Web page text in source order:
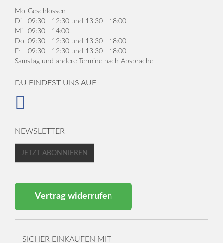
Mo Geschlossen
Di
09:30 - 12:30 und 13:30 - 18:00
Mi
09:30 - 14:00
Do 09:30 - 12:30 und 13:30 - 18:00
Fr
09:30 - 12:30 und 13:30 - 18:00
Samstag und andere Termine nach Absprache
DU FINDEST UNS AUF
NEWSLETTER
JETZT ABONNIEREN
Vertrag widerrufen
SICHER EINKAUFEN MIT